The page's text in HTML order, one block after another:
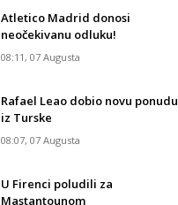
Atletico Madrid donosi
neočekivanu odluku!
08:11, 07 Augusta
Rafael Leao dobio novu ponudu
iz Turske
08:07, 07 Augusta
U Firenci poludili za
Mastantounom